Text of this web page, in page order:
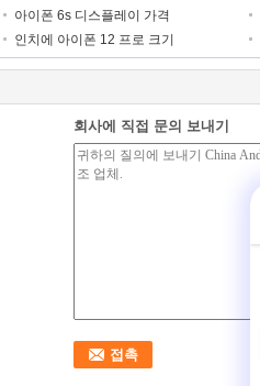
아이폰 6s 디스플레이 가격
인치에 아이폰 12 프로 크기
회사에 직접 문의 보내기